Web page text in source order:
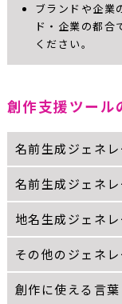
ブランドや企業
ド・企業の都合
ください。
創作支援ツール
名前生成ジェネレ
名前生成ジェネレ
地名生成ジェネレ
その他のジェネレ
創作に使える言葉